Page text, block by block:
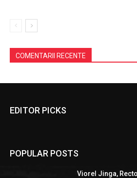
COMENTARII RECENTE
EDITOR PICKS
POPULAR POSTS
Viorel Jinga,